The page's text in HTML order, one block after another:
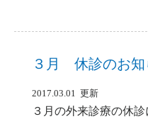
３月 休診のお知
2017.03.01 更新
３月の外来診療の休